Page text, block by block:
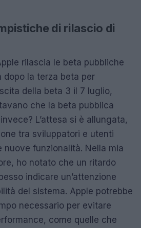
di rilascio di
rilascia le beta pubbliche
dopo la terza beta per
della beta 3 il 7 luglio,
che la beta pubblica
L’attesa si è allungata,
tra sviluppatori e utenti
nuove funzionalità. Nella mia
ho notato che un ritardo
indicare un’attenzione
del sistema. Apple potrebbe
necessario per evitare
come quelle che